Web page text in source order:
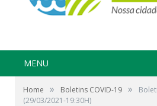
MENU
Home » Boletins COVID-19 »
(29/03/2021-19:30H)